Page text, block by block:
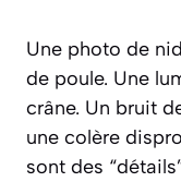
Une photo de
de poule. Une
crâne. Un bruit
une colère
sont des